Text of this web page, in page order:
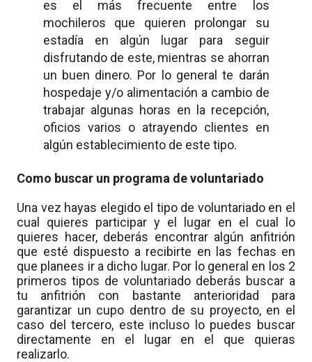
es el más frecuente entre los
mochileros que quieren prolongar su
estadía en algún lugar para seguir
disfrutando de este, mientras se ahorran
un buen dinero. Por lo general te darán
hospedaje y/o alimentación a cambio de
trabajar algunas horas en la recepción,
oficios varios o atrayendo clientes en
algún establecimiento de este tipo.
Como buscar un programa de voluntariado
Una vez hayas elegido el tipo de voluntariado en el
cual quieres participar y el lugar en el cual lo
quieres hacer, deberás encontrar algún anfitrión
que esté dispuesto a recibirte en las fechas en
que planees ir a dicho lugar. Por lo general en los 2
primeros tipos de voluntariado deberás buscar a
tu anfitrión con bastante anterioridad para
garantizar un cupo dentro de su proyecto, en el
caso del tercero, este incluso lo puedes buscar
directamente en el lugar en el que quieras
realizarlo.